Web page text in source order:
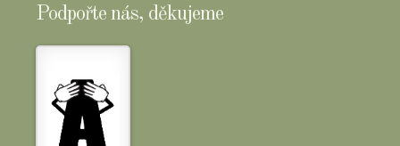
Podpořte nás, děkujeme